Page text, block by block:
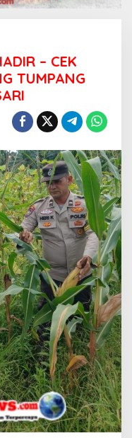
– CEK
TUMPANG